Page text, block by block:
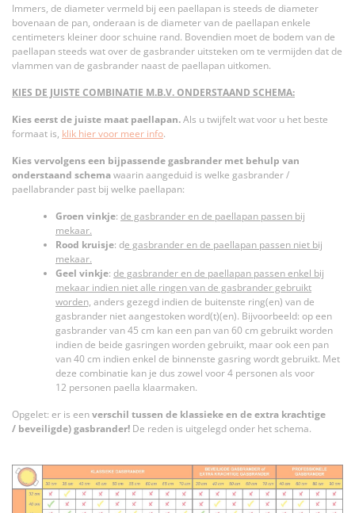
Immers, de diameter vermeld bij een paellapan is steeds de diameter
bovenaan de pan, onderaan is de diameter van de paellapan enkele
centimeters kleiner door schuine rand. Bovendien moet de bodem van de
paellapan steeds wat over de gasbrander uitsteken om te vermijden dat de
vlammen van de gasbrander naast de paellapan uitkomen.
KIES DE JUISTE COMBINATIE M.B.V. ONDERSTAAND SCHEMA:
Kies eerst de juiste maat paellapan.Als u twijfelt wat voor u het beste
formaat is, klik hier voor meer info.
Kies vervolgens een bijpassende gasbrander met behulp van
onderstaand schemawaarin aangeduid is welke gasbrander /
paellabrander past bij welke paellapan:
Groen vinkje: de gasbrander en de paellapan passen bij
mekaar.
Rood kruisje: de gasbrander en de paellapan passen niet bij
mekaar.
Geel vinkje: de gasbrander en de paellapan passen enkel bij
mekaar indien niet alle ringen van de gasbrander gebruikt
worden, anders gezegd indien de buitenste ring(en) van de
gasbrander niet aangestoken word(t)(en). Bijvoorbeeld: op een
gasbrander van 45 cm kan een pan van 60 cm gebruikt worden
indien de beide gasringen worden gebruikt, maar ook een pan
van 40 cm indien enkel de binnenste gasring wordt gebruikt. Met
deze combinatie kan je dus zowel voor 4 personen als voor
12 personen paella klaarmaken.
Opgelet: er is eenverschil tussen de klassieke en de extra krachtige
/ beveiligde) gasbrander! De reden is uitgelegd onder het schema.